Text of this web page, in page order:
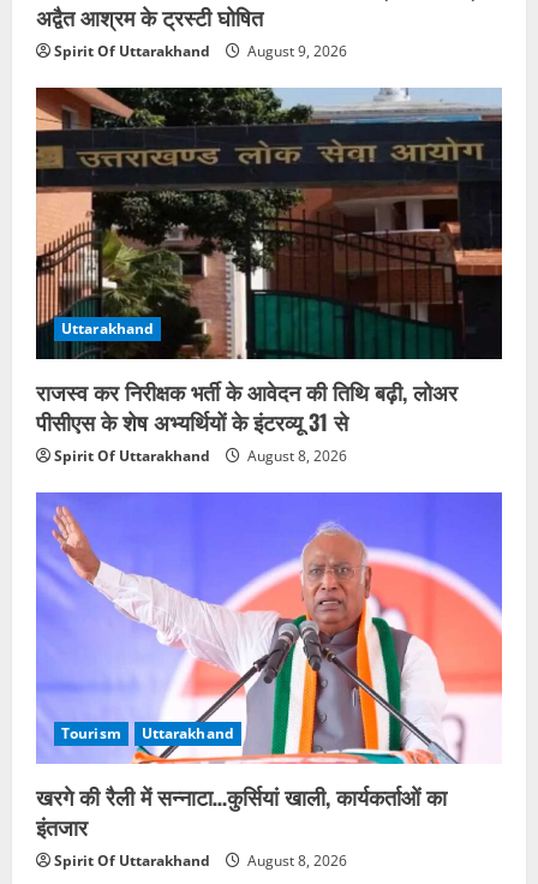
अद्वैत आश्रम के ट्रस्टी घोषित
Spirit Of Uttarakhand August 9, 2026
Uttarakhand
राजस्व कर निरीक्षक भर्ती के आवेदन की तिथि बढ़ी, लोअर
पीसीएस के शेष अभ्यर्थियों के इंटरव्यू 31 से
Spirit Of Uttarakhand August 8, 2026
Tourism Uttarakhand
खरगे की रैली में सन्नाटा…कुर्सियां खाली, कार्यकर्ताओं का
इंतजार
Spirit Of Uttarakhand August 8, 2026